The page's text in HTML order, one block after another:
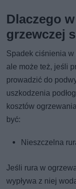
Dlaczego
grzewczej
Spadek ciśnienia w
ale może też, jeśli
prowadzić do
uszkodzenia
kosztów
być:
Nieszczelna
Jeśli rura w
wypływa z niej